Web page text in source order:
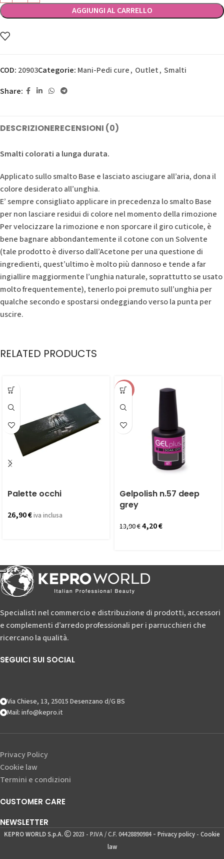
AGGIUNGI AL CARRELLO
COD: 20903Categorie: Mani-Pedi cure, Outlet, Smalti
Share:
DESCRIZIONERECENSIONI (0)
Smalti colorati a lunga durata.
Applicato sullo smalto Base e lasciato asciugare all’aria, dona il
colore desiderato all’unghia.
E’ sempre consigliato applicare in precedenza lo smalto Base
per non lasciare residui di colore nel momento della rimozione
Per velocizzare la rimozione e non sporcare il giro cuticole, è
bene bagnare abbondantemente il cotone con un Solvente
(tale prodotto è diverso dall’Acetone per una questione di
ingredienti, quest’ultimo è molto più dannoso e tende a far
ingiallire maggiormente l’unghia naturale, soprattutto se usato
molto frequentemente), tenerlo poi premuto sull’unghia per
qualche secondo e spostarsi ondeggiando verso la punta per
uscire.
RELATED PRODUCTS
Palette occhi
26,90€iva inclusa
-70%
Gelpolish n.57 deep
grey
13,90€4,20€
Specialisti nel commercio e distribuzione di prodotti, accessori
e complementi d’arredo professionali per i parrucchieri che
ricercano la qualità.
SEGUICI SUI SOCIAL
Via Chiese, 13, 25015 Desenzano d/G BS
Mail: info@kepro.it
Privacy Policy
Cookie law
Termini e condizioni
CUSTOMER CARE
NEWSLETTER
KEPRO WORLD S.p.A. 2023 - P.IVA / C.F. 04428890984 - Privacy policy - Cookie
law